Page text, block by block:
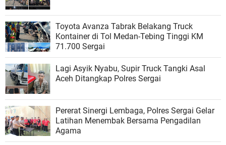
Toyota Avanza Tabrak Belakang Truck
Kontainer di Tol Medan-Tebing Tinggi KM
71.700 Sergai
Lagi Asyik Nyabu, Supir Truck Tangki Asal
Aceh Ditangkap Polres Sergai
Pererat Sinergi Lembaga, Polres Sergai Gelar
Latihan Menembak Bersama Pengadilan
Agama